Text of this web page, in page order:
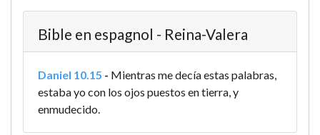
Bible en espagnol - Reina-Valera
Daniel 10.15 - Mientras me decía estas palabras,
estaba yo con los ojos puestos en tierra, y
enmudecido.